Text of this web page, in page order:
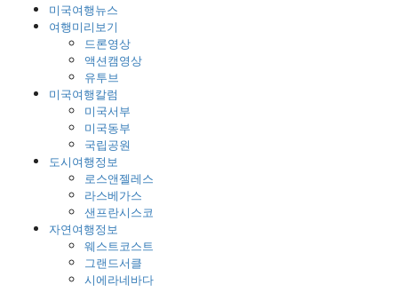
미국여행뉴스
여행미리보기
드론영상
액션캠영상
유투브
미국여행칼럼
미국서부
미국동부
국립공원
도시여행정보
로스앤젤레스
라스베가스
샌프란시스코
자연여행정보
웨스트코스트
그랜드서클
시에라네바다